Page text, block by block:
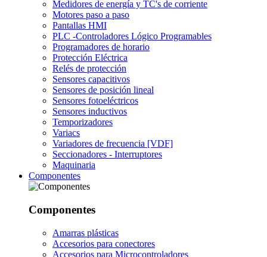
Medidores de energía y TC's de corriente
Motores paso a paso
Pantallas HMI
PLC -Controladores Lógico Programables
Programadores de horario
Protección Eléctrica
Relés de protección
Sensores capacitivos
Sensores de posición lineal
Sensores fotoeléctricos
Sensores inductivos
Temporizadores
Variacs
Variadores de frecuencia [VDF]
Seccionadores - Interruptores
Maquinaria
Componentes
Componentes
Amarras plásticas
Accesorios para conectores
Accesorios para Microcontroladores